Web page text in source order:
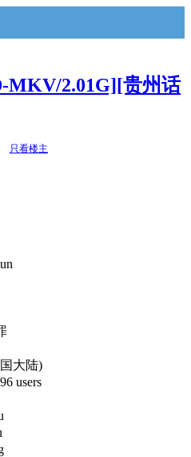
MKV/2.01G][贵州话
只看楼主
大陆)
users